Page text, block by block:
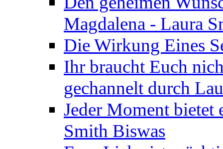
Magdalena - Laura
Die Wirkung Eines
Ihr braucht Euch
gechannelt durch
Jeder Moment bietet
Smith Biswas